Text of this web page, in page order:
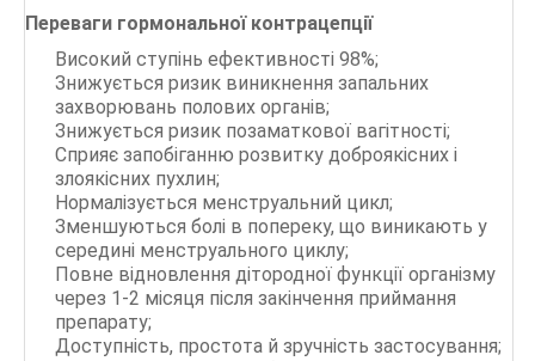
Переваги гормональної контрацепції
Високий ступінь ефективності 98%;
Знижується ризик виникнення запальних
захворювань полових органів;
Знижується ризик позаматкової вагітності;
Сприяє запобіганню розвитку доброякісних і
злоякісних пухлин;
Нормалізується менструальний цикл;
Зменшуються болі в попереку, що виникають у
середині менструального циклу;
Повне відновлення дітородної функції організму
через 1-2 місяця після закінчення приймання
препарату;
Доступність, простота й зручність застосування;